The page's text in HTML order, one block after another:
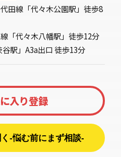
田線「代々木公園駅」徒歩8
「代々木八幡駅」徒歩12分
駅」A3a出口 徒歩13分
-悩む前にまず相談-